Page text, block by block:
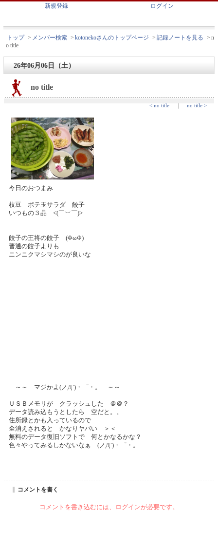
新規登録 ログイン
トップ > メンバー検索 > kotonekoさんのトップページ > 記録ノートを見る > n
o title
26年06月06日（土）
no title
< no title ｜ no title >
今日のおつまみ
枝豆 ポテ玉サラダ 餃子
いつもの３品 <⁠(⁠￣⁠︶⁠￣⁠)⁠>
餃子の王将の餃子 (ΦωΦ)
普通の餃子よりも
ニンニクマシマシのが良いな
～～ マジかよ(ノД`)・゜・。 ～～
ＵＳＢメモリが クラッシュした ＠＠？
データ読み込もうとしたら 空だと。。
住所録とかも入っているので
全消えされると かなりヤバい ＞＜
無料のデータ復旧ソフトで 何とかなるかな？
色々やってみるしかないなぁ (ノД`)・゜・。
コメントを書く
コメントを書き込むには、ログインが必要です。